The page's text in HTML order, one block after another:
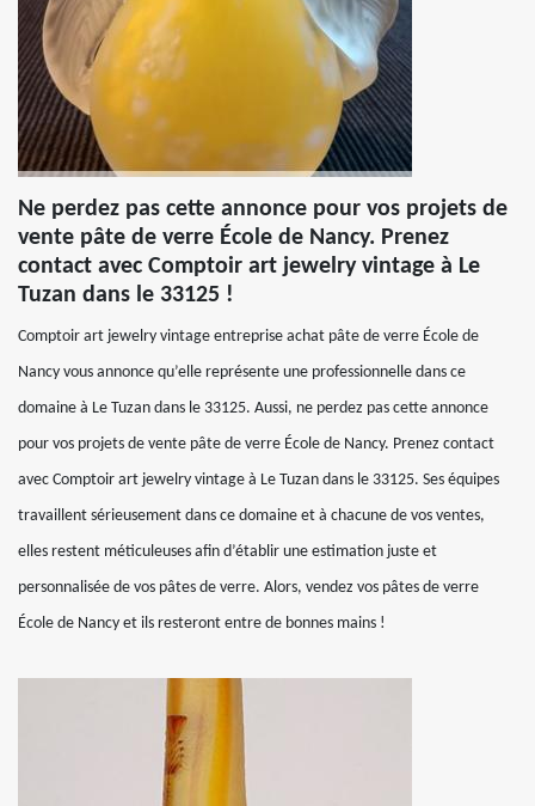
Ne perdez pas cette annonce pour vos projets de
vente pâte de verre École de Nancy. Prenez
contact avec Comptoir art jewelry vintage à Le
Tuzan dans le 33125 !
Comptoir art jewelry vintage entreprise achat pâte de verre École de
Nancy vous annonce qu’elle représente une professionnelle dans ce
domaine à Le Tuzan dans le 33125. Aussi, ne perdez pas cette annonce
pour vos projets de vente pâte de verre École de Nancy. Prenez contact
avec Comptoir art jewelry vintage à Le Tuzan dans le 33125. Ses équipes
travaillent sérieusement dans ce domaine et à chacune de vos ventes,
elles restent méticuleuses afin d’établir une estimation juste et
personnalisée de vos pâtes de verre. Alors, vendez vos pâtes de verre
École de Nancy et ils resteront entre de bonnes mains !